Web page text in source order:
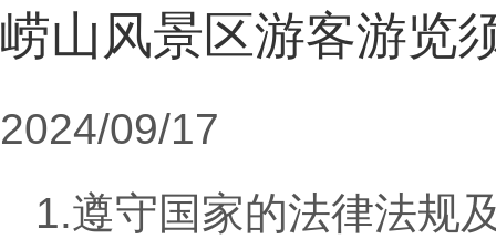
崂山风景区游客游览
2024/09/17
1.遵守国家的法律法规